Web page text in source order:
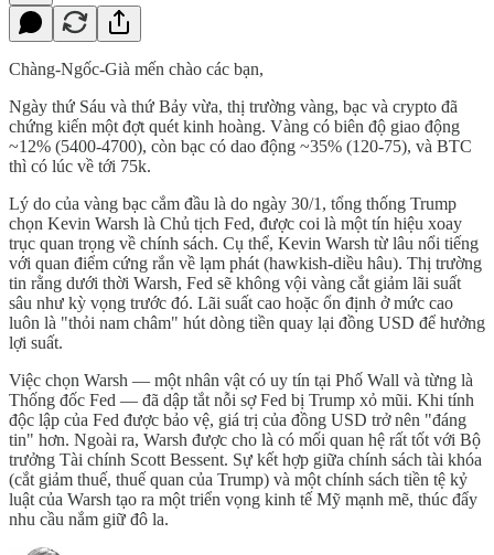
Chàng-Ngốc-Già mến chào các bạn,
Ngày thứ Sáu và thứ Bảy vừa, thị trường vàng, bạc và crypto đã
chứng kiến một đợt quét kinh hoàng. Vàng có biên độ giao động
~12% (5400-4700), còn bạc có dao động ~35% (120-75), và BTC
thì có lúc về tới 75k.
Lý do của vàng bạc cắm đầu là do ngày 30/1, tổng thống Trump
chọn Kevin Warsh là Chủ tịch Fed, được coi là một tín hiệu xoay
trục quan trọng về chính sách. Cụ thể, Kevin Warsh từ lâu nổi tiếng
với quan điểm cứng rắn về lạm phát (hawkish-diều hâu). Thị trường
tin rằng dưới thời Warsh, Fed sẽ không vội vàng cắt giảm lãi suất
sâu như kỳ vọng trước đó. Lãi suất cao hoặc ổn định ở mức cao
luôn là "thỏi nam châm" hút dòng tiền quay lại đồng USD để hưởng
lợi suất.
Việc chọn Warsh — một nhân vật có uy tín tại Phố Wall và từng là
Thống đốc Fed — đã dập tắt nỗi sợ Fed bị Trump xỏ mũi. Khi tính
độc lập của Fed được bảo vệ, giá trị của đồng USD trở nên "đáng
tin" hơn. Ngoài ra, Warsh được cho là có mối quan hệ rất tốt với Bộ
trưởng Tài chính Scott Bessent. Sự kết hợp giữa chính sách tài khóa
(cắt giảm thuế, thuế quan của Trump) và một chính sách tiền tệ kỷ
luật của Warsh tạo ra một triển vọng kinh tế Mỹ mạnh mẽ, thúc đẩy
nhu cầu nắm giữ đô la.